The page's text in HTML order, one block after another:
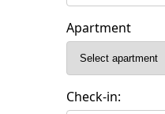
Apartment
Check-in: